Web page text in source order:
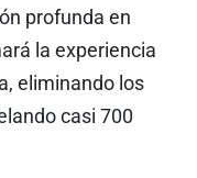
profunda en
la experiencia
eliminando los
casi 700